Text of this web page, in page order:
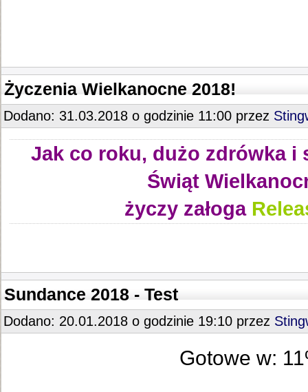
Życzenia Wielkanocne 2018!
Dodano: 31.03.2018 o godzinie 11:00 przez
Jak co roku, dużo zdrówka i
Świąt
życzy załoga
Sundance 2018 - Test
Dodano: 20.01.2018 o godzinie 19:10 przez
Gotowe w: